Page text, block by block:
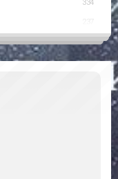
334